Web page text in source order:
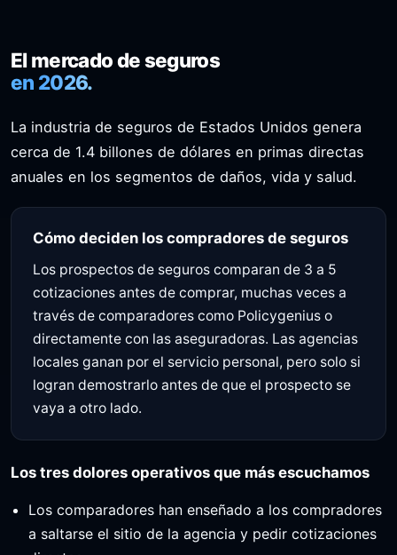
El mercado de seguros
en 2026.
La industria de seguros de Estados Unidos genera
cerca de 1.4 billones de dólares en primas directas
anuales en los segmentos de daños, vida y salud.
Cómo deciden los compradores de seguros
Los prospectos de seguros comparan de 3 a 5
cotizaciones antes de comprar, muchas veces a
través de comparadores como Policygenius o
directamente con las aseguradoras. Las agencias
locales ganan por el servicio personal, pero solo si
logran demostrarlo antes de que el prospecto se
vaya a otro lado.
Los tres dolores operativos que más escuchamos
Los comparadores han enseñado a los compradores
a saltarse el sitio de la agencia y pedir cotizaciones